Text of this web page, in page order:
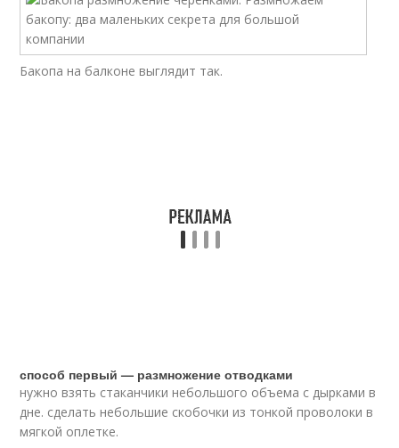
Бакопа на балконе выглядит так.
способ первый — размножение отводками
нужно взять стаканчики небольшого объема с дырками в
дне. сделать небольшие скобочки из тонкой проволоки в
мягкой оплетке.